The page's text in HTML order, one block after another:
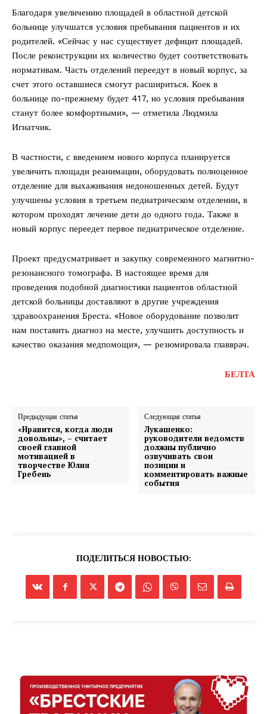
Благодаря увеличению площадей в областной детской
больнице улучшатся условия пребывания пациентов и их
родителей. «Сейчас у нас существует дефицит площадей.
После реконструкции их количество будет соответствовать
нормативам. Часть отделений переедут в новый корпус, за
счет этого оставшиеся смогут расшириться. Коек в
больнице по-прежнему будет 417, но условия пребывания
станут более комфортными», — отметила Людмила
Игнатчик.
В частности, с введением нового корпуса планируется
увеличить площади реанимации, оборудовать полноценное
отделение для выхаживания недоношенных детей. Будут
улучшены условия в третьем педиатрическом отделении, в
котором проходят лечение дети до одного года. Также в
новый корпус переедет первое педиатрическое отделение.
Проект предусматривает и закупку современного магнитно-
резонансного томографа. В настоящее время для
проведения подобной диагностики пациентов областной
детской больницы доставляют в другие учреждения
здравоохранения Бреста. «Новое оборудование позволит
нам поставить диагноз на месте, улучшить доступность и
качество оказания медпомощи», — резюмировала главврач.
БЕЛТА
Предыдущая статья
«Нравится, когда люди
довольны», – считает
своей главной
мотивацией в
творчестве Юлия
Гребень
Следующая статья
Лукашенко:
руководители ведомств
должны публично
озвучивать свои
позиции и
комментировать важные
события
ПОДЕЛИТЬСЯ НОВОСТЬЮ: